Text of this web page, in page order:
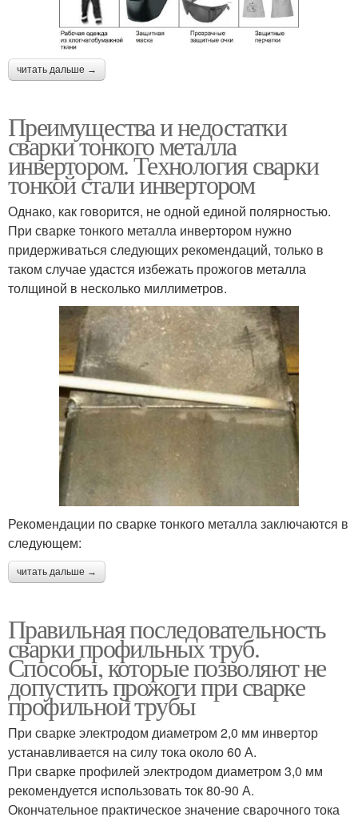
читать дальше →
Преимущества и недостатки
сварки тонкого металла
инвертором. Технология сварки
тонкой стали инвертором
Однако, как говорится, не одной единой полярностью.
При сварке тонкого металла инвертором нужно
придерживаться следующих рекомендаций, только в
таком случае удастся избежать прожогов металла
толщиной в несколько миллиметров.
Рекомендации по сварке тонкого металла заключаются в
следующем:
читать дальше →
Правильная последовательность
сварки профильных труб.
Способы, которые позволяют не
допустить прожоги при сварке
профильной трубы
При сварке электродом диаметром 2,0 мм инвертор
устанавливается на силу тока около 60 А.
При сварке профилей электродом диаметром 3,0 мм
рекомендуется использовать ток 80-90 А.
Окончательное практическое значение сварочного тока